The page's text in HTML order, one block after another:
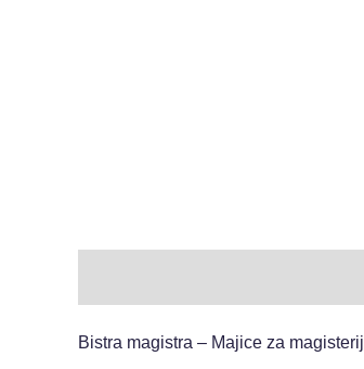
Bistra magistra – Majice za magisterij